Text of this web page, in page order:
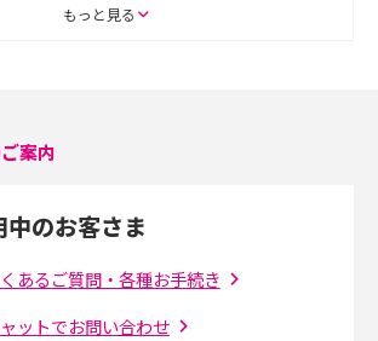
けの代表ジャンルや楽しみ方を解説
る方法は？方法ごとの影響や復活・復元する方法も
種類やメリット・デメリット、利用までの流れを解説
もっと見る
案内
中のお客さま
あるご質問・各種お手続き
ットでお問い合わせ